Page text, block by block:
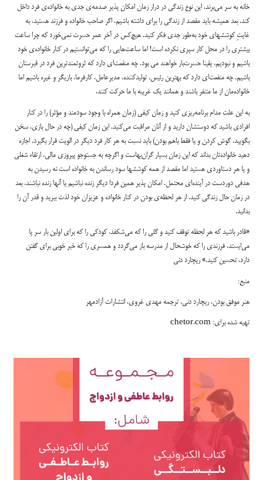
خانه به سر می‌برند. این نوع زندگی در دراز زمان امکان پذیر صدمه‌ی جدی به خانواده‌ی فرد داخل
کند. بعد همیشه باید مقصد از زندگی را برای داشته باشیم. اگر صاحب خانواده و فرزند هستید، به
غایتِ کوششهای خود به‌طور جدی فکر کنید. هیچ‌کس در آخر عمر حسرت نمی‌خورد که چرا ساعت
بیشتری را در محل کار سپری نکرده است! اما ساعت‌هایی را که می‌توانستیم در کنار خانواده‌ی خود
باشیم و نبودیم، یقینا حسرت‌بار خواهند می بود. چه منفعت‌ای دارد که ثروتمندترین فرد در قبرستان
باشیم. چه منفعت‌ای دارد که بهترین رئیس، تولیدکننده، مدیرعامل، کارفرما، بازیگر و غیره باشیم اما
خانواده‌مان از ما متنفر باشند و همانند یک غریبه با ما حرکت کنند.
به این علت مدام برنامه‌ریزی کنید و زمان کیفی (زمان همراه با وجود سودمند و مؤثر) را در کنار
افرادی باشید که دوستشان دارید و از آنان مراقبت می‌کنید. این زمان کیفی (چه در حال بازی، سخن
بگویید، گوش کردن و یا فقط باهم بودن) باید نسبت به هر کار فرد دیگر در الویت قرار بگیرد. اجازه
دهید خانواده‌تان بداند که این زمان بسیار گران‌بهاست و اگرچه به جستوجو پیروزی مالی، ارتقاء شغلی
و یا هر دستاوردی هستید اما مقصد از همه کوششها سود رساندن به خانواده است نه رسیدن به
هدفی دوردست در آینده‌ای محتمل. امکان پذیر همین فردا دیگر زنده نباشیم یا آنها زنده نباشند، بعد
در زمان حال زندگی کنید. از هر لحظه‌ی بودن در کنار خانواده و عزیزان خود لذت ببرید و قدر آن را
بدانید.
«قادر باشید که هر لحظه توقف کنید و گلی را که می‌شکفد، کودکی را که برای اولین بار سر پا
می‌ایستد، فرزندی را که خوشحال از مدرسه باز می‌گردد و همسری را که خبر خوبی برای گفتن
دارد، تحسین کنید.» ریچارد دنی
منبع:
هنر موفق بودن، ریچارد دنی، ترجمه مهدی غروی، انتشارات آزادمهر
تهیه شده برای: chetor.com